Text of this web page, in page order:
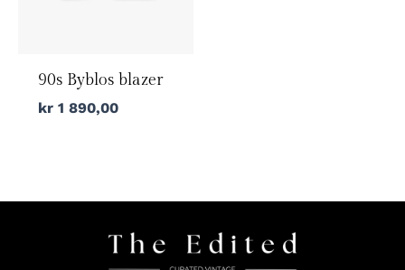
90s Byblos blazer
kr1 890,00